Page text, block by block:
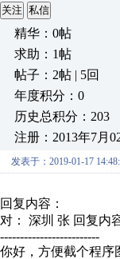
关注 私信
精华：0帖
求助：1帖
帖子：2帖 | 5回
年度积分：0
历史总积分：203
注册：2013年7月
发表于：2019-01-17
回复内容：
对： 深圳 张 回复内
-------------------------
你好，方便截个程序